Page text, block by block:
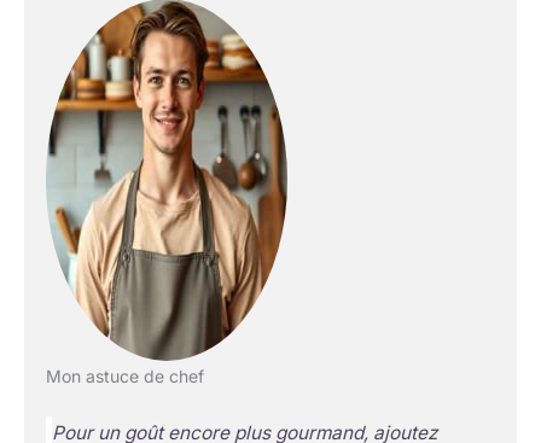
Mon astuce de chef
Pour un goût encore plus gourmand, ajoutez